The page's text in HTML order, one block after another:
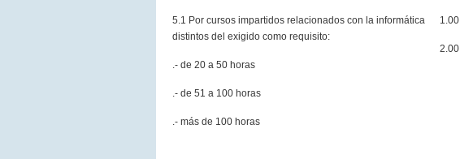
5.1 Por cursos impartidos relacionados con la informática
distintos del exigido como requisito:
.- de 20 a 50 horas
.- de 51 a 100 horas
.- más de 100 horas
1.00
2.00